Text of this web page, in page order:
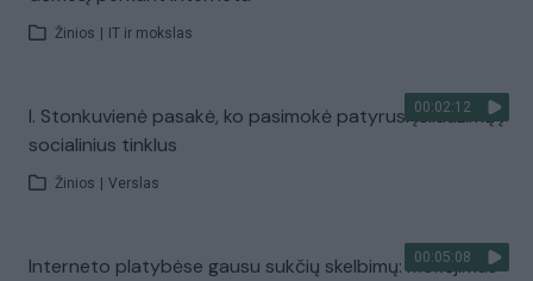
Žinios IT ir mokslas
00:02:12
I. Stonkuvienė pasakė, ko pasimokė patyrusi įsilaužimą į
socialinius tinklus
Žinios Verslas
00:05:08
Interneto platybėse gausu sukčių skelbimų: mokėjimas